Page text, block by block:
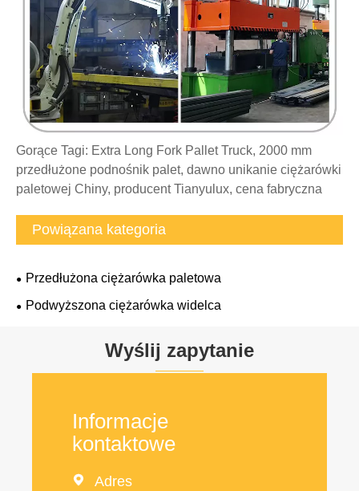
Gorące Tagi: Extra Long Fork Pallet Truck, 2000 mm
przedłużone podnośnik palet, dawno unikanie ciężarówki
paletowej Chiny, producent Tianyulux, cena fabryczna
Powiązana kategoria
Przedłużona ciężarówka paletowa
Podwyższona ciężarówka widelca
Wyślij zapytanie
Informacje
kontaktowe
 Adres